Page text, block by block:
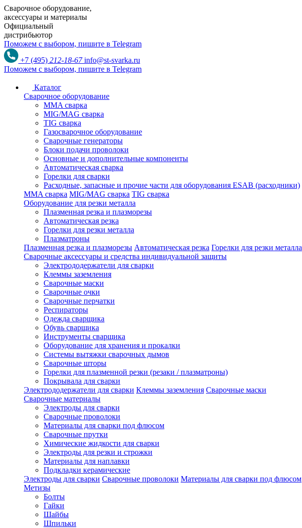
Сварочное оборудование,
аксессуары и материалы
Официальный
дистрибьютор
Поможем с выбором, пишите в Telegram
+7 (495) 212-18-67 info@st-svarka.ru
Поможем с выбором, пишите в Telegram
Каталог
Сварочное оборудование
MMA сварка
MIG/MAG сварка
TIG сварка
Газосварочное оборудование
Сварочные генераторы
Блоки подачи проволоки
Основные и дополнительные компоненты
Автоматическая сварка
Горелки для сварки
Расходные, запасные и прочие части для оборудования ESAB (расходники)
MMA сварка MIG/MAG сварка TIG сварка
Оборудование для резки металла
Плазменная резка и плазморезы
Автоматическая резка
Горелки для резки металла
Плазматроны
Плазменная резка и плазморезы Автоматическая резка Горелки для резки металла
Сварочные аксессуары и средства индивидуальной защиты
Электрододержатели для сварки
Клеммы заземления
Сварочные маски
Сварочные очки
Сварочные перчатки
Респираторы
Одежда сварщика
Обувь сварщика
Инструменты сварщика
Оборудование для хранения и прокалки
Системы вытяжки сварочных дымов
Сварочные шторы
Горелки для плазменной резки (резаки / плазматроны)
Покрывала для сварки
Электрододержатели для сварки Клеммы заземления Сварочные маски
Сварочные материалы
Электроды для сварки
Сварочные проволоки
Материалы для сварки под флюсом
Сварочные прутки
Химические жидкости для сварки
Электроды для резки и строжки
Материалы для наплавки
Подкладки керамические
Электроды для сварки Сварочные проволоки Материалы для сварки под флюсом
Метизы
Болты
Гайки
Шайбы
Шпильки